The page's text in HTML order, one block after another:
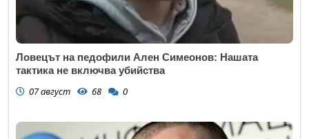
Ловецът на педофили Ален Симеонов: Нашата
тактика не включва убийства
07 август 68 0